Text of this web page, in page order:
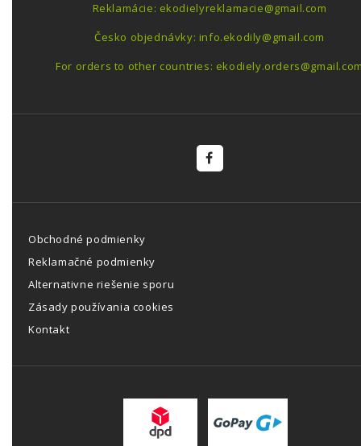
Reklamácie: ekodielyreklamacie@gmail.com
Česko objednávky: info.ekodily@gmail.com
For orders to other countries:
Obchodné podmienky
Reklamačné podmienky
Alternativne riešenie sporu
Zásady používania cookies
Kontakt